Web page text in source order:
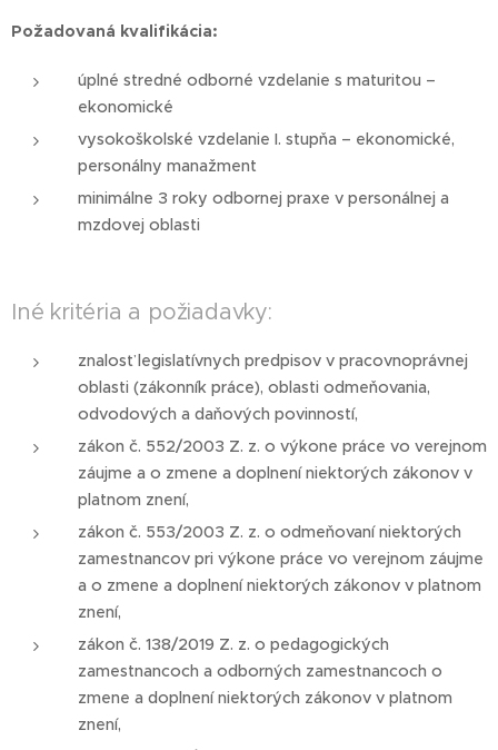
Požadovaná kvalifikácia:
úplné stredné odborné vzdelanie s maturitou –
ekonomické
vysokoškolské vzdelanie I. stupňa – ekonomické,
personálny manažment
minimálne 3 roky odbornej praxe v personálnej a
mzdovej oblasti
Iné kritéria a požiadavky:
znalosť legislatívnych predpisov v pracovnoprávnej
oblasti (zákonník práce), oblasti odmeňovania,
odvodových a daňových povinností,
zákon č. 552/2003 Z. z. o výkone práce vo verejnom
záujme a o zmene a doplnení niektorých zákonov v
platnom znení,
zákon č. 553/2003 Z. z. o odmeňovaní niektorých
zamestnancov pri výkone práce vo verejnom záujme
a o zmene a doplnení niektorých zákonov v platnom
znení,
zákon č. 138/2019 Z. z. o pedagogických
zamestnancoch a odborných zamestnancoch o
zmene a doplnení niektorých zákonov v platnom
znení,